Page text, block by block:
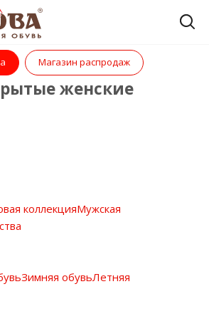
Магазин распродаж
женские
коллекцияМужская
Зимняя обувьЛетняя